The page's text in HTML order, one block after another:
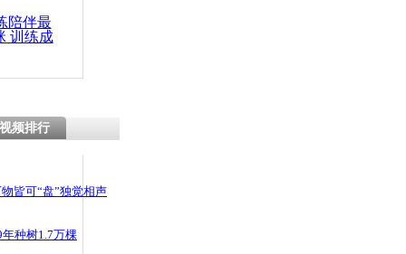
陪伴最
训练成
频排行
皆可“盘”独觉相声
种树1.7万棵